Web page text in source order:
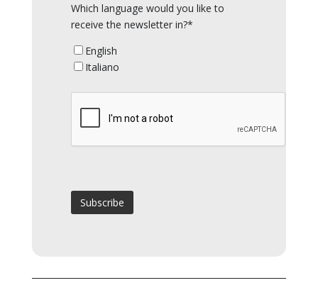
Which language would you like to
receive the newsletter in?*
English
Italiano